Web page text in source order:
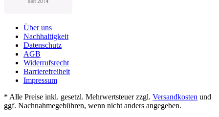
Über uns
Nachhaltigkeit
Datenschutz
AGB
Widerrufsrecht
Barrierefreiheit
Impressum
* Alle Preise inkl. gesetzl. Mehrwertsteuer zzgl. Versandkosten und
ggf. Nachnahmegebühren, wenn nicht anders angegeben.